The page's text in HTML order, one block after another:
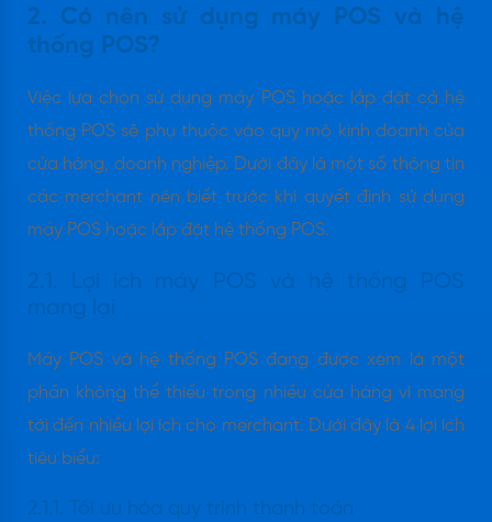
2. Có nên sử dụng máy POS và hệ
thống POS?
Việc lựa chọn sử dụng máy POS hoặc lắp đặt cả hệ
thống POS sẽ phụ thuộc vào quy mô kinh doanh của
cửa hàng, doanh nghiệp. Dưới đây là một số thông tin
các merchant nên biết trước khi quyết định sử dụng
máy POS hoặc lắp đặt hệ thống POS.
2.1. Lợi ích máy POS và hệ thống POS
mang lại
Máy POS và hệ thống POS đang được xem là một
phần không thể thiếu trong nhiều cửa hàng vì mang
tới đến nhiều lợi ích cho merchant. Dưới đây là 4 lợi ích
tiêu biểu:
2.1.1. Tối ưu hóa quy trình thanh toán